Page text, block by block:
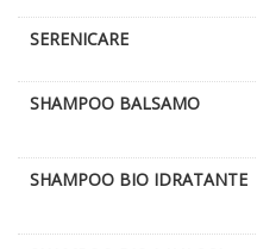
SERENICARE
SHAMPOO BALSAMO
SHAMPOO BIO IDRATANTE